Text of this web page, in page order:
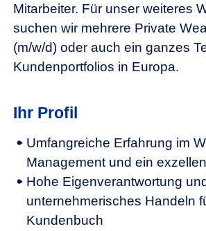
Mitarbeiter. Für unser weiteres
suchen wir mehrere Private
(m/w/d) oder auch ein ganzes
Kundenportfolios in Europa.
Ihr Profil
Umfangreiche Erfahrung im
Management und ein
Hohe Eigenverantwortung und
unternehmerisches Handeln
Kundenbuch